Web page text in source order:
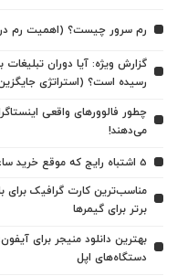
رم سرور چیست؟ (اهمیت رم
گزارش ویژه: آیا دوران
رسیده است؟ (استراتژی
چطور فالوورهای واقعی
می‌دهند!
5 اشتباه رایج که موقع خرید ساعت هوشمند طرح اپل واچ نباید انجام بدید!
برتر برای گیمرها
بهترین دانلود منیجر برای
دستگاه‌های اپل